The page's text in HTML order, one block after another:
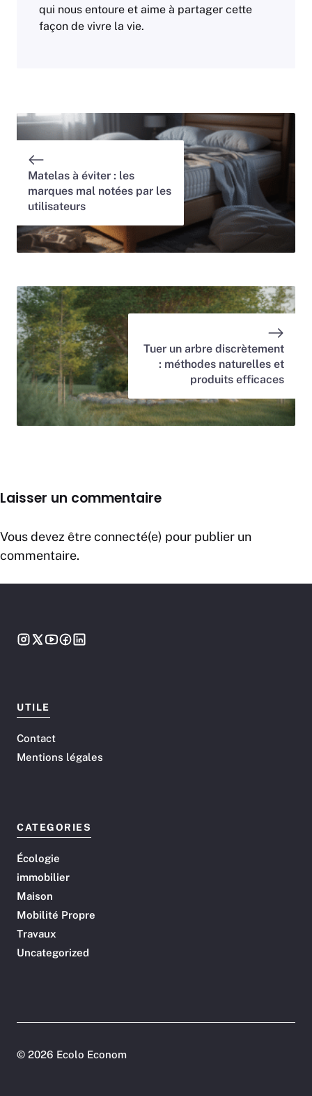
qui nous entoure et aime à partager cette
façon de vivre la vie.
Matelas à éviter : les
marques mal notées par les
utilisateurs
Tuer un arbre discrètement
: méthodes naturelles et
produits efficaces
Laisser un commentaire
Vous devez être connecté(e) pour publier un
commentaire.
UTILE
Contact
Mentions légales
CATEGORIES
Écologie
immobilier
Maison
Mobilité Propre
Travaux
Uncategorized
© 2026 Ecolo Econom